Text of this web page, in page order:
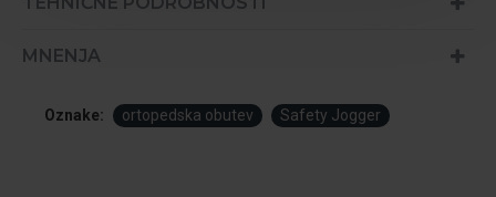
MNENJA
Oznake: ortopedska obutev Safety Jogger